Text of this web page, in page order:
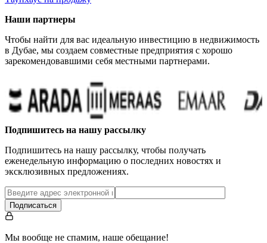
Наши партнеры
Чтобы найти для вас идеальную инвестицию в недвижимость
в Дубае, мы создаем совместные предприятия с хорошо
зарекомендовавшими себя местными партнерами.
Подпишитесь на нашу рассылку
Подпишитесь на нашу рассылку, чтобы получать
еженедельную информацию о последних новостях и
эксклюзивных предложениях.
Подписаться
Мы вообще не спамим, наше обещание!